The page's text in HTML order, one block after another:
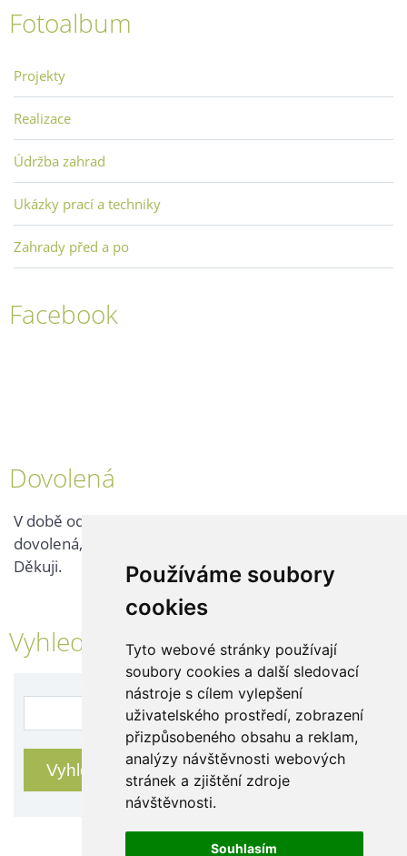
Používáme soubory
cookies
Tyto webové stránky používají
soubory cookies a další sledovací
nástroje s cílem vylepšení
uživatelského prostředí, zobrazení
přizpůsobeného obsahu a reklam,
analýzy návštěvnosti webových
stránek a zjištění zdroje
návštěvnosti.
Souhlasím
Fotoalbum
Projekty
Realizace
Údržba zahrad
Ukázky prací a techniky
Zahrady před a po
Facebook
Dovolená
V době od 25. 7. - 2. 8. 2026 probíhá v naší firmě
dovolená, kontaktujte nás až po jejím ukončení.
Děkuji.
Vyhledávání